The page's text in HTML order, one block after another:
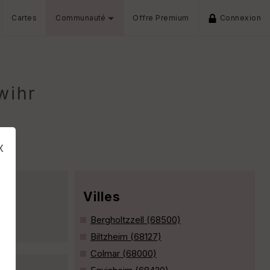
Cartes Communauté Offre Premium Connexion
Villes
Bergholtzzell (68500)
Biltzheim (68127)
Colmar (68000)